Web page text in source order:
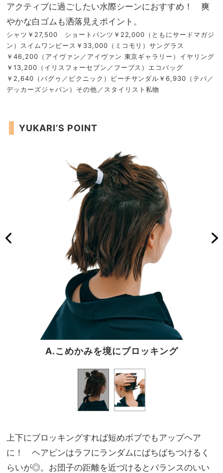
アクティブに過ごしたい水際シーンにおすすめ！ 爽
やかな白ゴムも洒落見えポイント。
シャツ￥27,500 ショートパンツ￥22,000（ともにサードマガジ
ン）スイムワンピース￥33,000（ミコモリ）サングラス
￥46,200（アイヴァン／アイヴァン 東京ギャラリー）イヤリング
￥13,200（イリスフォーセブン／フーブス）エコバッグ
￥2,640（バグゥ／ピクニック）ビーチサンダル￥6,930（テバ／
デッカーズジャパン）その他／スタイリスト私物
YUKARI’S POINT
A.こめかみを境にブロッキング
上下にブロッキングすれば短めボブでもアップヘア
に！ ヘアピンはラフにランダムにばちばちつけるく
らいが◎。お団子の距離を近づけるとバランスのいい